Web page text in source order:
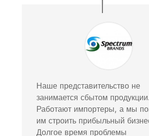
Наше представительство не
занимается сбытом
Работают импортеры, а мы
им строить прибыльный
Долгое время проблемы